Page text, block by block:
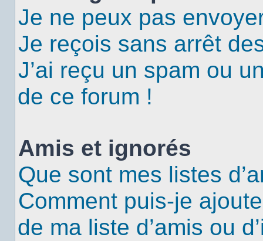
Je ne peux pas
Je reçois sans arrêt
J’ai reçu un spam ou
de ce forum !
Amis et ignorés
Que sont mes listes
Comment puis-je
de ma liste d’amis ou